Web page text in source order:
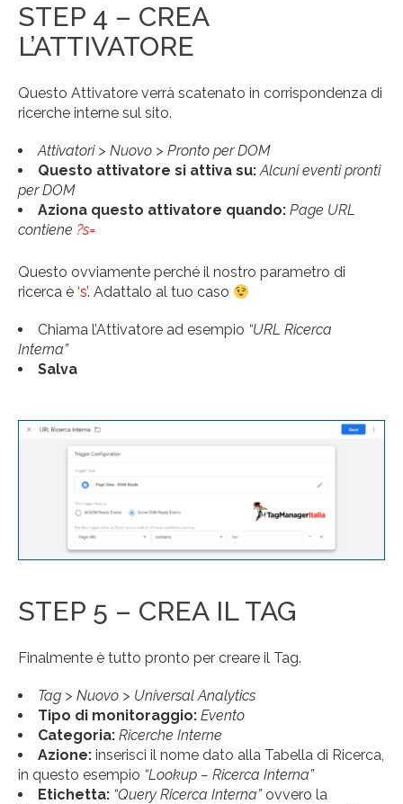
STEP 4 – CREA
L’ATTIVATORE
Questo Attivatore verrà scatenato in corrispondenza di
ricerche interne sul sito.
Attivatori > Nuovo > Pronto per DOM
Questo attivatore si attiva su:Alcuni eventi pronti
per DOM
Aziona questo attivatore quando: Page URL
contiene ?s=
Questo ovviamente perché il nostro parametro di
ricerca è ‘s’. Adattalo al tuo caso
Chiama l’Attivatore ad esempio “URL Ricerca
Interna”
Salva
STEP 5 – CREA IL TAG
Finalmente è tutto pronto per creare il Tag.
Tag > Nuovo > Universal Analytics
Tipo di monitoraggio: Evento
Categoria: Ricerche Interne
Azione: inserisci il nome dato alla Tabella di Ricerca,
in questo esempio “Lookup – Ricerca Interna”
Etichetta: “Query Ricerca Interna”ovvero la